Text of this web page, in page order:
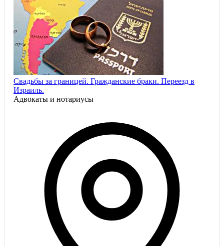
Свадьбы за границей. Гражданские браки. Переезд в
Израиль.
Адвокаты и нoтариусы